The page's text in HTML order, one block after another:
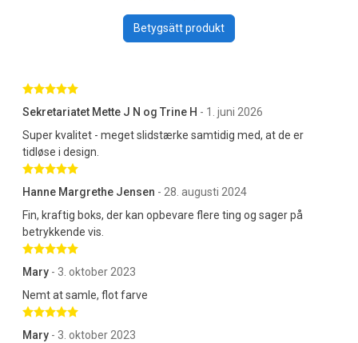
Betygsätt produkt
Betygsatt 5 av 5 stjärnor
Sekretariatet Mette J N og Trine H - 1. juni 2026
Super kvalitet - meget slidstærke samtidig med, at de er
tidløse i design.
Betygsatt 5 av 5 stjärnor
Hanne Margrethe Jensen - 28. augusti 2024
Fin, kraftig boks, der kan opbevare flere ting og sager på
betrykkende vis.
Betygsatt 5 av 5 stjärnor
Mary - 3. oktober 2023
Nemt at samle, flot farve
Betygsatt 5 av 5 stjärnor
Mary - 3. oktober 2023